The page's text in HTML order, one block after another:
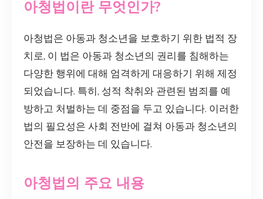
아청법이란 무엇인가?
아청법은 아동과 청소년을 보호하기 위한 법적 장
치로, 이 법은 아동과 청소년의 권리를 침해하는
다양한 행위에 대해 엄격하게 대응하기 위해 제정
되었습니다. 특히, 성적 착취와 관련된 범죄를 예
방하고 처벌하는 데 중점을 두고 있습니다. 이러한
법의 필요성은 사회 전반에 걸쳐 아동과 청소년의
안전을 보장하는 데 있습니다.
아청법의 주요 내용